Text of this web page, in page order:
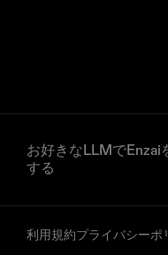
お好きなLLMでEnzai
する
利用規約プライバシーポ